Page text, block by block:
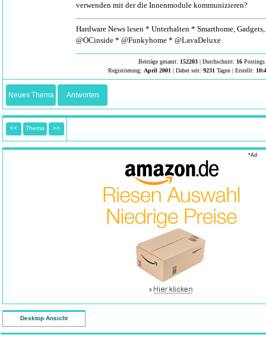
verwenden mit der die Innenmodule kommunizieren?
Hardware News lesen * Unterhalten * Smarthome,
@OCinside * @Funkyhome * @LavaDeluxe
Beiträge gesamt: 152203 | Durchschnitt: 16 Postings
Registrierung: April 2001 | Dabei seit: 9231 Tagen | Erstellt:
Neues Thema Antworten
<< Thema >>
*Ad
Desktop Ansicht